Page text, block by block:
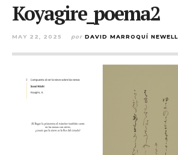
Koyagire_poema2
MAY 22, 2025 por DAVID MARROQUÍ NEWELL